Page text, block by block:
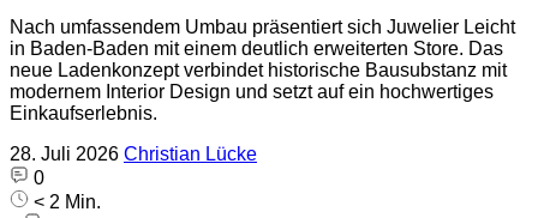
Nach umfassendem Umbau präsentiert sich Juwelier Leicht
in Baden-Baden mit einem deutlich erweiterten Store. Das
neue Ladenkonzept verbindet historische Bausubstanz mit
modernem Interior Design und setzt auf ein hochwertiges
Einkaufserlebnis.
28. Juli 2026 Christian Lücke
0
< 2 Min.